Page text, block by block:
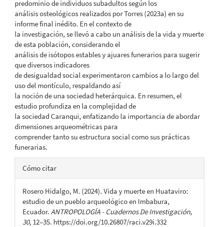
predominio de individuos subadultos según los
análisis osteológicos realizados por Torres (2023a) en su
informe final inédito. En el contexto de
la investigación, se llevó a cabo un análisis de la vida y muerte
de esta población, considerando el
análisis de isótopos estables y ajuares funerarios para sugerir
que diversos indicadores
de desigualdad social experimentaron cambios a lo largo del
uso del montículo, respaldando así
la noción de una sociedad heterárquica. En resumen, el
estudio profundiza en la complejidad de
la sociedad Caranqui, enfatizando la importancia de abordar
dimensiones arqueométricas para
comprender tanto su estructura social como sus prácticas
funerarias.
Detalles
del
artículo
Cómo citar
Rosero Hidalgo, M. (2024). Vida y muerte en Huataviro:
estudio de un pueblo arqueológico en Imbabura,
Ecuador. ANTROPOLOGÍA - Cuadernos De Investigación,
30, 12–35. https://doi.org/10.26807/raci.v29i.332